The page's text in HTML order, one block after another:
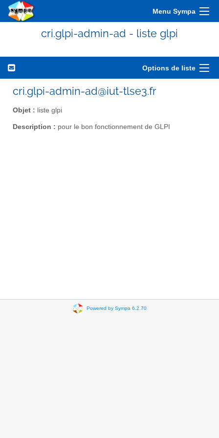
Menu Sympa
cri.glpi-admin-ad - liste glpi
Options de liste
cri.glpi-admin-ad@iut-tlse3.fr
Objet : liste glpi
Description : pour le bon fonctionnement de GLPI
Powered by Sympa 6.2.70